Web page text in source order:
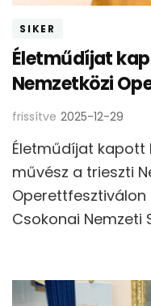
SIKER
Életműdíjat
Nemzetközi
frissítve 2025-12-29
Életműdíjat kapott
művész a trieszti
Csokonai Nemzeti